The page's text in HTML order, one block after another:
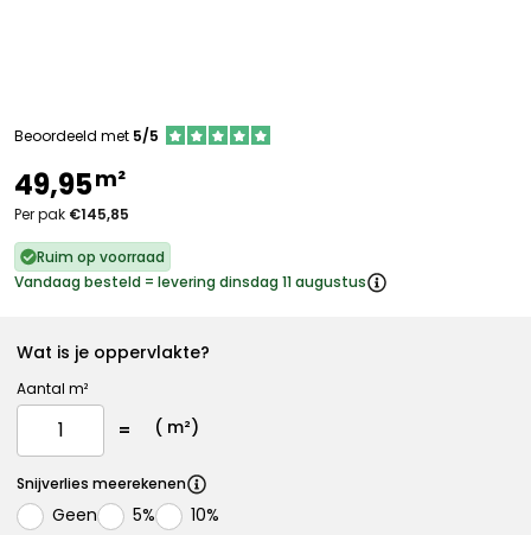
Beoordeeld met 5/5
49,95m²
Per pak €145,85
Ruim op voorraad
Vandaag besteld = levering dinsdag 11 augustus
Wat is je oppervlakte?
Aantal m²
( m²)
Snijverlies meerekenen
Geen 5% 10%